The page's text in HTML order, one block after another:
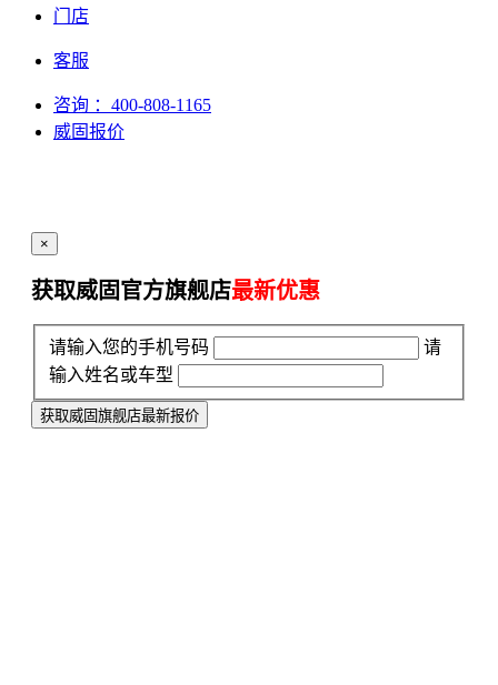
门店
客服
咨询 ：400-808-1165
威固报价
×
获取威固官方旗舰店最新优惠
请输入您的手机号码
请
输入姓名或车型
获取威固旗舰店最新报价